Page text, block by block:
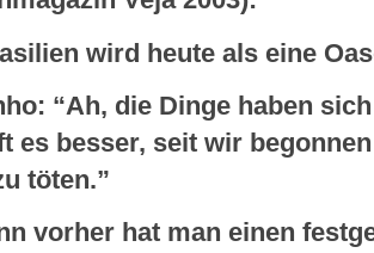
wird heute als eine
“Ah, die Dinge haben
es besser, seit wir
töten.”
vorher hat man einen